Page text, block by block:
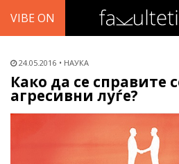
VIBE ON
24.05.2016 НАУКА
Како да се справите
агресивни луѓе?